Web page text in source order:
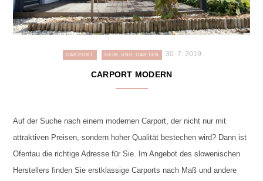
CARPORT HEIM UND GARTEN 30. 7. 2019
CARPORT MODERN
Auf der Suche nach einem modernen Carport, der nicht nur mit
attraktiven Preisen, sondern hoher Qualität bestechen wird? Dann ist
Ofentau die richtige Adresse für Sie. Im Angebot des slowenischen
Herstellers finden Sie erstklassige Carports nach Maß und andere